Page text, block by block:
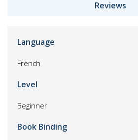
Reviews
Language
French
Level
Beginner
Book Binding